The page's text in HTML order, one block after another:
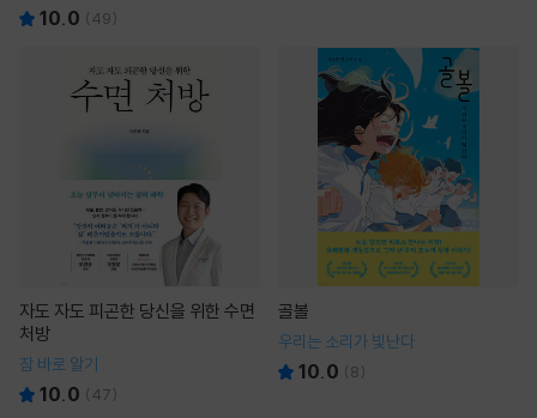
10.0 (49)
자도 자도 피곤한 당신을 위한 수면
처방
잠 바로 알기
10.0 (47)
골볼
우리는 소리가 빛난다
10.0 (8)